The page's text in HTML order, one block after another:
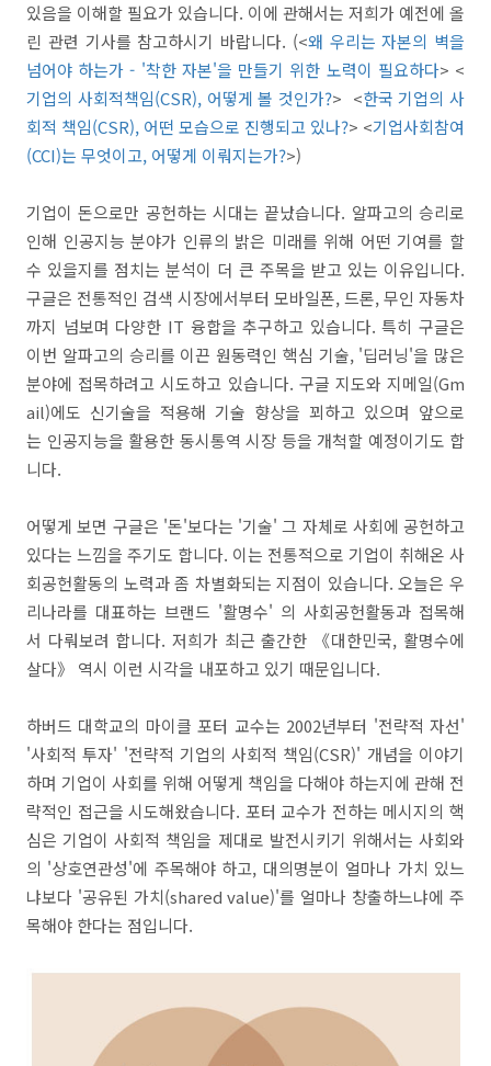
있음을 이해할 필요가 있습니다. 이에 관해서는 저희가 예전에 올
린 관련 기사를 참고하시기 바랍니다. (<왜 우리는 자본의 벽을
넘어야 하는가 - '착한 자본'을 만들기 위한 노력이 필요하다> <
기업의 사회적책임(CSR), 어떻게 볼 것인가?> <한국 기업의 사
회적 책임(CSR), 어떤 모습으로 진행되고 있나?> <기업사회참여
(CCI)는 무엇이고, 어떻게 이뤄지는가?>)
기업이 돈으로만 공헌하는 시대는 끝났습니다. 알파고의 승리로
인해 인공지능 분야가 인류의 밝은 미래를 위해 어떤 기여를 할
수 있을지를 점치는 분석이 더 큰 주목을 받고 있는 이유입니다.
구글은 전통적인 검색 시장에서부터 모바일폰, 드론, 무인 자동차
까지 넘보며 다양한 IT 융합을 추구하고 있습니다. 특히 구글은
이번 알파고의 승리를 이끈 원동력인 핵심 기술, '딥러닝'을 많은
분야에 접목하려고 시도하고 있습니다. 구글 지도와 지메일(Gm
ail)에도 신기술을 적용해 기술 향상을 꾀하고 있으며 앞으로
는 인공지능을 활용한 동시통역 시장 등을 개척할 예정이기도 합
니다.
어떻게 보면 구글은 '돈'보다는 '기술' 그 자체로 사회에 공헌하고
있다는 느낌을 주기도 합니다. 이는 전통적으로 기업이 취해온 사
회공헌활동의 노력과 좀 차별화되는 지점이 있습니다. 오늘은 우
리나라를 대표하는 브랜드 '활명수' 의 사회공헌활동과 접목해
서 다뤄보려 합니다. 저희가 최근 출간한 《대한민국, 활명수에
살다》 역시 이런 시각을 내포하고 있기 때문입니다.
하버드 대학교의 마이클 포터 교수는 2002년부터 '전략적 자선'
'사회적 투자' '전략적 기업의 사회적 책임(CSR)' 개념을 이야기
하며 기업이 사회를 위해 어떻게 책임을 다해야 하는지에 관해 전
략적인 접근을 시도해왔습니다. 포터 교수가 전하는 메시지의 핵
심은 기업이 사회적 책임을 제대로 발전시키기 위해서는 사회와
의 '상호연관성'에 주목해야 하고, 대의명분이 얼마나 가치 있느
냐보다 '공유된 가치(shared value)'를 얼마나 창출하느냐에 주
목해야 한다는 점입니다.